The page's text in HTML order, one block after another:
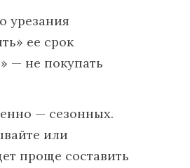
урезания
ее срок
— не покупать
— сезонных.
или
проще составить